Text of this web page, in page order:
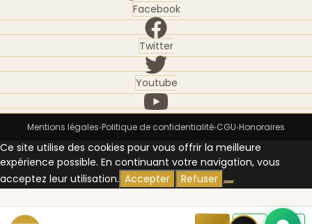
Facebook
Twitter
Youtube
Mentions légales•Politique de confidentialité•CGU•Honoraires
Ce site utilise des cookies pour vous offrir la meilleure
expérience possible. En continuant votre navigation, vous
acceptez leur utilisation. Accepter Refuser